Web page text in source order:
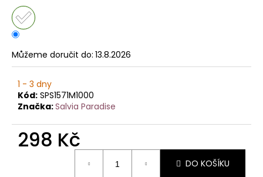
Můžeme doručit do: 13.8.2026
1 - 3 dny
Kód: SPS1571M1000
Značka:Salvia Paradise
298 Kč
DO KOŠÍKU
D
o
p
o
u
č
u